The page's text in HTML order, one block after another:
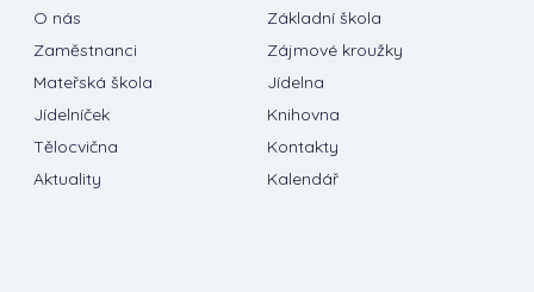
O nás
Základní škola
Zaměstnanci
Zájmové kroužky
Mateřská škola
Jídelna
Jídelníček
Knihovna
Tělocvična
Kontakty
Aktuality
Kalendář